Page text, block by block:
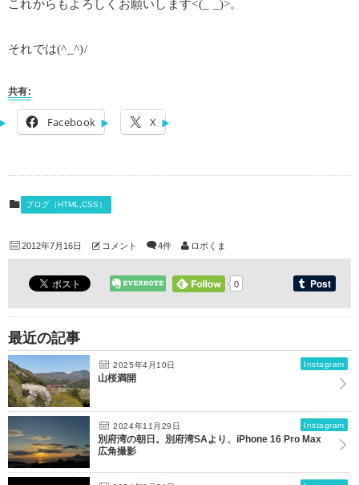
これからもよろしくお願いします<(_ _)>。
それでは(^_^)/
共有:
Facebook X
ブログ（HTML,CSS）
2012年7月16日 コメント 4件 ロボくま
0
最近の記事
2025年4月10日 Instagram
山桜満開
2024年11月29日 Instagram
別府湾の朝日。別府湾SAより、iPhone 16 Pro Max
広角撮影